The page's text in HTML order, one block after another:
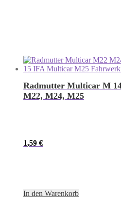
Radmutter Multicar M
M22, M24, M25
1,59 €
In den Warenkorb